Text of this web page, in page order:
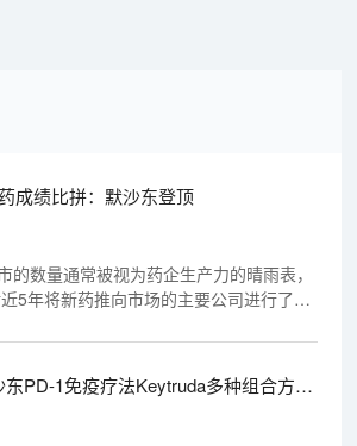
成绩比拼：默沙东登顶
的数量通常被视为药企生产力的晴雨表，
5年将新药推向市场的主要公司进行了梳
PD-1免疫疗法Keytruda多种组合方案
现积极数据